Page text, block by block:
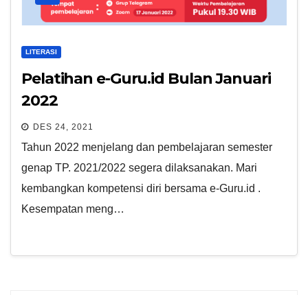
LITERASI
Pelatihan e-Guru.id Bulan Januari
2022
DES 24, 2021
Tahun 2022 menjelang dan pembelajaran semester
genap TP. 2021/2022 segera dilaksanakan. Mari
kembangkan kompetensi diri bersama e-Guru.id .
Kesempatan meng…